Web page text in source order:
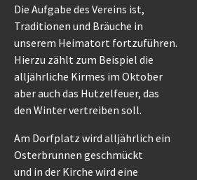
Die Aufgabe des Vereins ist,
Traditionen und Bräuche in
unserem Heimatort fortzuführen.
Hierzu zählt zum Beispiel die
alljährliche Kirmes im Oktober
aber auch das Hutzelfeuer, das
den Winter vertreiben soll.
Am Dorfplatz wird alljährlich ein
Osterbrunnen geschmückt
und in der Kirche wird eine